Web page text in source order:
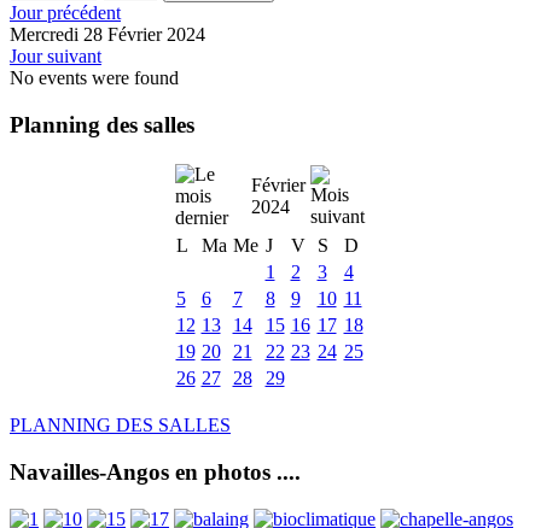
Jour précédent
Mercredi 28 Février 2024
Jour suivant
No events were found
Planning des salles
Février
2024
L
Ma Me J V S
D
1
2 3
4
5
6 7 8 9 10 11
12 13 14 15 16 17 18
19 20 21 22 23 24 25
26 27 28 29
PLANNING DES SALLES
Navailles-Angos en photos ....